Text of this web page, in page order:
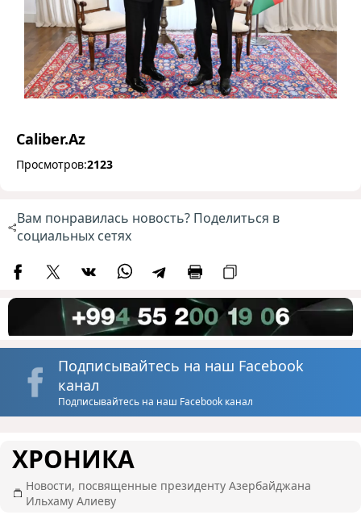
Caliber.Az
Просмотров:2123
Вам понравилась новость? Поделиться в
социальных сетях
Подписывайтесь на наш Facebook
канал
Подписывайтесь на наш Facebook канал
ХРОНИКА
Новости, посвященные президенту Азербайджана
Ильхаму Алиеву